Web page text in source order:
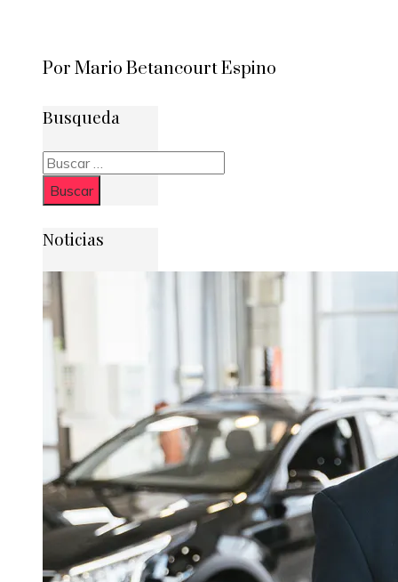
Por Mario Betancourt Espino
Busqueda
Buscar:
Noticias